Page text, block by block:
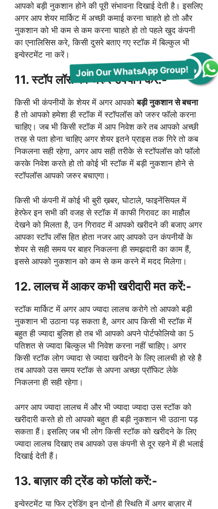
आपको बड़ी नुकशान होने की पूरी संभावना दिखाई देती है। इसलिए
अगर आप शेयर मार्किट में अच्छी कमाई करना चाहते हो तो और
नुकशान को भी कम से कम करना चाहते हो तो पहले खुद कंपनी
का एनालिसिस करे, किसी दुसरे बताए गए स्टॉक में बिल्कुल भी
इन्वेस्टमेंट ना करें।
11. स्टॉप लॉस का जरुर उपयोग करें:-
किसी भी कंपनीयों के शेयर में अगर आपकोबड़ी नुकशान से बचना
है तो आपको हमेशा ही स्टॉक में स्टॉपलॉस को जरुर फॉलो करना
चाहिए। जब भी किसी स्टॉक में आप निवेश करे तब आपको अच्छी
तरह से पता होना चाहिए अगर शेयर इतने प्राइस तक गिरे तो कब
निकलना सही रहेगा, अगर आप सही तरीके से स्टॉपलॉस को फॉलो
करके निवेश करते हो तो कोई भी स्टॉक में बड़ी नुकशान होने से
स्टॉपलॉस आपको जरुर बचाएगा।
किसी भी कंपनी में कोई भी बुरी ख़बर, घोटाले, फाइनेंसियल में
हेरफेर इन सभी की वजह से स्टॉक में काफी गिरावट का माहौल
देखने को मिलता है, उन गिरावट में आपको खरीदने की बजाए अगर
आपका स्टॉप लॉस हित होता नजर आए आपको उन कंपनीयों के
शेयर से सही समय पर बाहर निकलना ही समझदारी का काम हैं,
इससे आपको नुकशान को कम से कम करने में मदद मिलेगा।
12. लालच में आकर कभी खरीदारी मत करें:-
स्टॉक मार्किट में अगर आप ज्यादा लालच करोगे तो आपको बड़ी
नुकशान भी उठाना पड़ सकता है, अगर आप किसी भी स्टॉक में
बहुत ही ज्यादा बुलिश हो तब भी आपको अपने पोर्टफोलियो का 5
पतिशत से ज्यादा बिल्कुल भी निवेश करना नहीं चाहिए। अगर
किसी स्टॉक लोग ज्यादा से ज्यादा खरीदने के लिए लालची हो रहे है
तब आपको उस समय स्टॉक से अपना अच्छा प्रॉफिट लेके
निकलना ही सही रहेगा।
अगर आप ज्यादा लालच में और भी ज्यादा ज्यादा उस स्टॉक को
खरीदारी करते हो तो आपको बहुत ही बड़ी नुकशान भी उठाना पड़
सकता हैं। इसलिए जब भी लोग किसी स्टॉक को खरीदने के लिए
ज्यादा लालच दिखाए तब आपको उस कंपनी से दूर रहने में ही भलाई
दिखाई देती हैं।
13. बाज़ार की ट्रेंड को फॉलो करें:-
इन्वेस्टमेंट या फिर ट्रेडिंग इन दोनों ही स्थिति में अगर बाज़ार में
Join Our WhatsApp Group!